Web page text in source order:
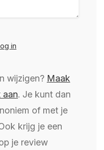
in
wijzigen? Maak
aan. Je kunt dan
of met je
krijg je een
je review